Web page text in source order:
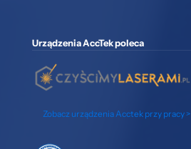
Urządzenia AccTek poleca
Zobacz urządzenia Acctek przy pracy >